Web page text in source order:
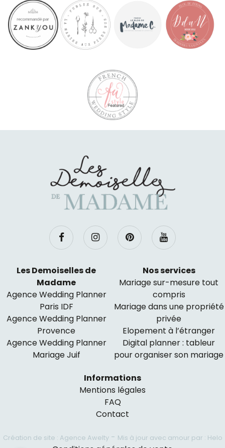
Les Demoiselles de
Madame
Agence Wedding Planner
Paris IDF
Agence Wedding Planner
Provence
Agence Wedding Planner
Mariage Juif
Nos services
Mariage sur-mesure tout
compris
Mariage dans une propriété
privée
Elopement à l’étranger
Digital planner : tableur
pour organiser son mariage
Informations
Mentions légales
FAQ
Contact
Création de site : Agence Awelty- Mis à jour avec amour par : Helo